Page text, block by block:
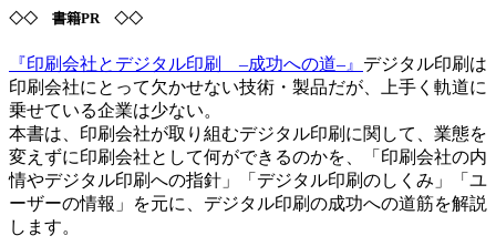
◇◇ 書籍PR ◇◇
『印刷会社とデジタル印刷 –成功への道–』 デジタル印刷は
印刷会社にとって欠かせない技術・製品だが、上手く軌道に
乗せている企業は少ない。
本書は、印刷会社が取り組むデジタル印刷に関して、業態を
変えずに印刷会社として何ができるのかを、「印刷会社の内
情やデジタル印刷への指針」「デジタル印刷のしくみ」「ユ
ーザーの情報」を元に、デジタル印刷の成功への道筋を解説
します。